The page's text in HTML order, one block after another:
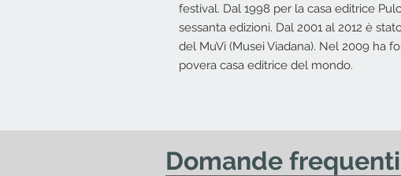
festival. Dal 1998 per la casa editrice
sessanta edizioni. Dal 2001 al 2012 è
del MuVi (Musei Viadana). Nel 2009 ha
povera casa editrice del mondo.
Domande frequenti